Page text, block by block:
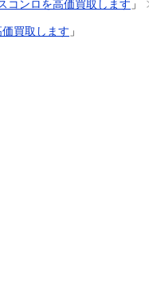
コンロを高価買取します 」
買取します 」